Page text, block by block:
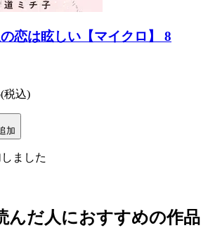
恋は眩しい【マイクロ】 8
(税込)
加
ました
んだ人におすすめの作品